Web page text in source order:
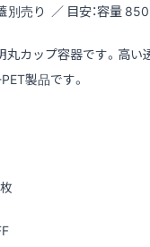
売り ／ 目安：容量
丸カップ容器です。高い
製品です。